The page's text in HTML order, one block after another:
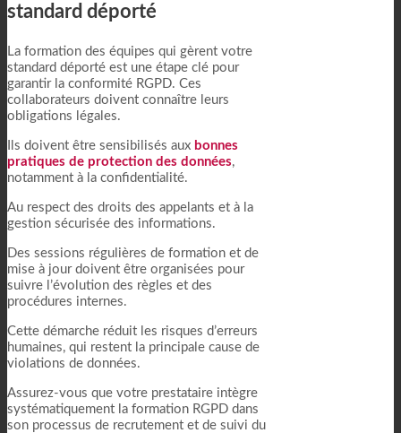
standard déporté
La formation des équipes qui gèrent votre
standard déporté est une étape clé pour
garantir la conformité RGPD. Ces
collaborateurs doivent connaître leurs
obligations légales.
Ils doivent être sensibilisés aux bonnes
pratiques de protection des données,
notamment à la confidentialité.
Au respect des droits des appelants et à la
gestion sécurisée des informations.
Des sessions régulières de formation et de
mise à jour doivent être organisées pour
suivre l’évolution des règles et des
procédures internes.
Cette démarche réduit les risques d’erreurs
humaines, qui restent la principale cause de
violations de données.
Assurez-vous que votre prestataire intègre
systématiquement la formation RGPD dans
son processus de recrutement et de suivi du